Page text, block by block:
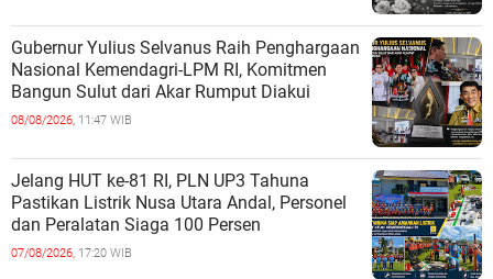
Gubernur Yulius Selvanus Raih Penghargaan
Nasional Kemendagri-LPM RI, Komitmen
Bangun Sulut dari Akar Rumput Diakui
08/08/2026, 11:47 WIB
Jelang HUT ke-81 RI, PLN UP3 Tahuna
Pastikan Listrik Nusa Utara Andal, Personel
dan Peralatan Siaga 100 Persen
07/08/2026, 17:20 WIB